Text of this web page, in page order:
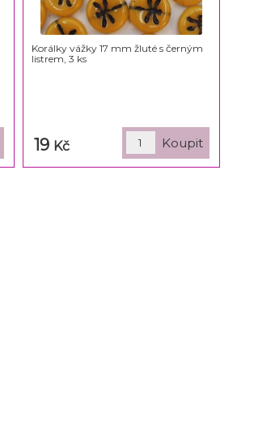
Korálky vážky 17 mm žluté s černým
listrem, 3 ks
19 Kč